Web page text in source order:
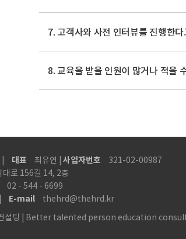
7. 고객사와 사전 인터뷰를 진행한
8. 교육을 받을 인원이 많거나 적을
대표 최유연 | 사업자번호 321-02-00987
대로 156길 14, 2층
02 - 544 - 6699
E-mail
thehrd@thehrd.kr
설팅 | Better talented person education